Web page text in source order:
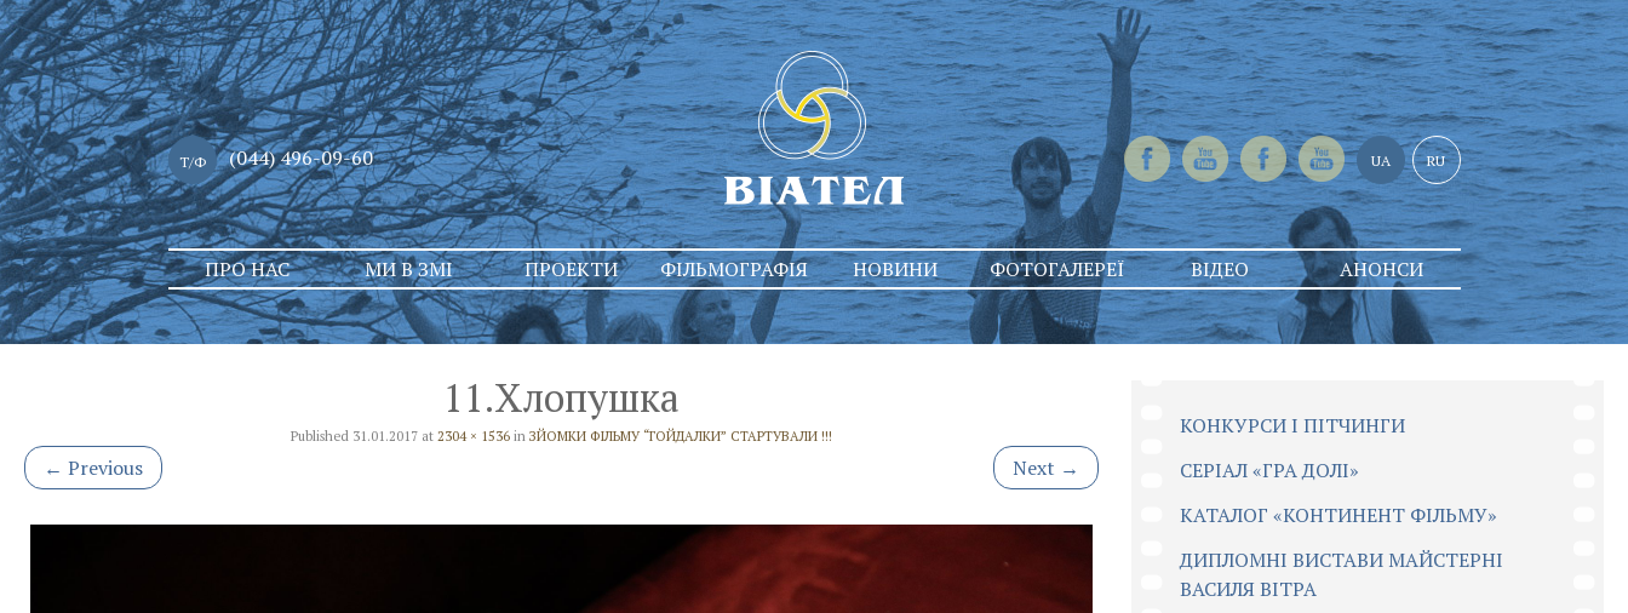
Т/Ф (044) 496-09-60 UA RU
Skip
to
content
ПРО НАС МИ В ЗМІ ПРОЕКТИ ФІЛЬМОГРАФІЯ НОВИНИ ФОТОГАЛЕРЕЇ ВІДЕО АНОНСИ
11.Хлопушка
Published 31.01.2017 at2304 × 1536 inЗЙОМКИ ФІЛЬМУ “ГОЙДАЛКИ” СТАРТУВАЛИ !!!
← Previous Next →
КОНКУРСИ І ПІТЧИНГИ
CЕРІАЛ «ГРА ДОЛІ»
КАТАЛОГ «КОНТИНЕНТ ФІЛЬМУ»
ДИПЛОМНІ ВИСТАВИ МАЙСТЕРНІ
ВАСИЛЯ ВІТРА